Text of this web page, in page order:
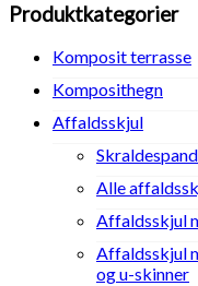
Produktkategorier
Komposit terrasse
Komposithegn
Affaldsskjul
Alle
Affaldsskjul
Affaldsskjul
og u-skinner